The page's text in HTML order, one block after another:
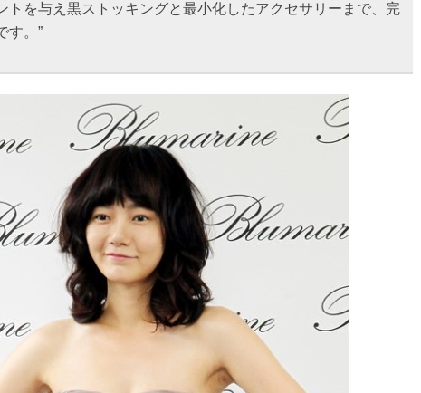
トを与え黒ストッキングと最小化したアクセサリーまで、完
す。”